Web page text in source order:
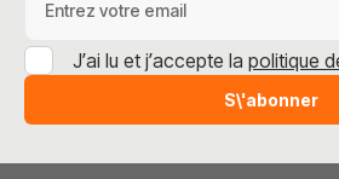
S\'abonner
J’ai lu et j’accepte la politique